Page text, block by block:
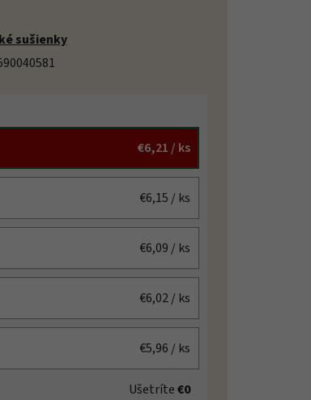
sušienky
€6,21 / ks
€6,15 / ks
€6,09 / ks
€6,02/ ks
€5,96 / ks
Ušetríte€0